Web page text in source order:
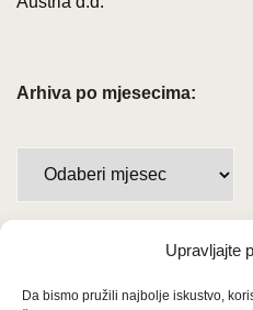
Upravljajte
Da bismo pružili najbolje iskustvo,
Arhiva po mjesecima:
mjesecima:
Uvjeti korištenja